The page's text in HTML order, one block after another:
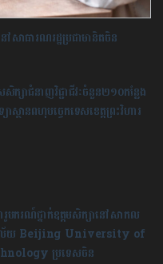
សាធារណរដ្ឋប្រជាមានិតចិន
ក្សាជំនាញវិជ្ជាជីវៈចំនួន២១០កន្លែង
ាស្ថានពហុបច្ចេកទេសខេត្តព្រះវិហារ
បករណ៍ថ្នាក់ឧត្ដមសិក្សានៅសាកល
ល័យ Beijing University of
ប្រទេសចិន